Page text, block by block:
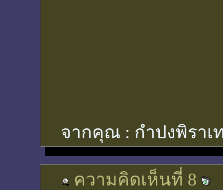
จากคุณ : กำปงพิราเ
ความคิดเห็นที่ 8